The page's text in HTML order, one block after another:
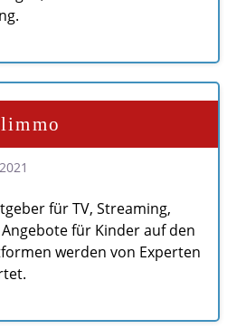
für TV, Streaming,
für Kinder auf den
werden von Experten